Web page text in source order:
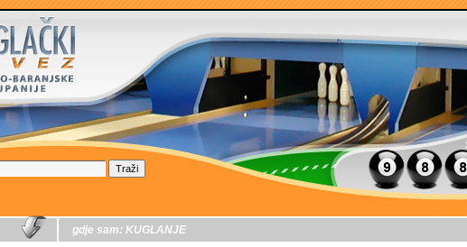
gdje sam: KUGLANJE